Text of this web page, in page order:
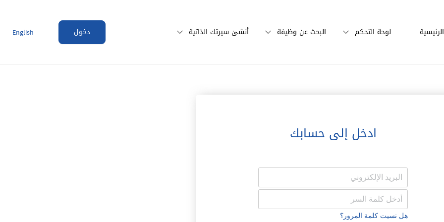
الرئيسية لوحة التحكم البحث عن وظيفة أنشئ سيرتك الذاتية دخول English
ادخل إلى حسابك
هل نسيت كلمة المرور؟